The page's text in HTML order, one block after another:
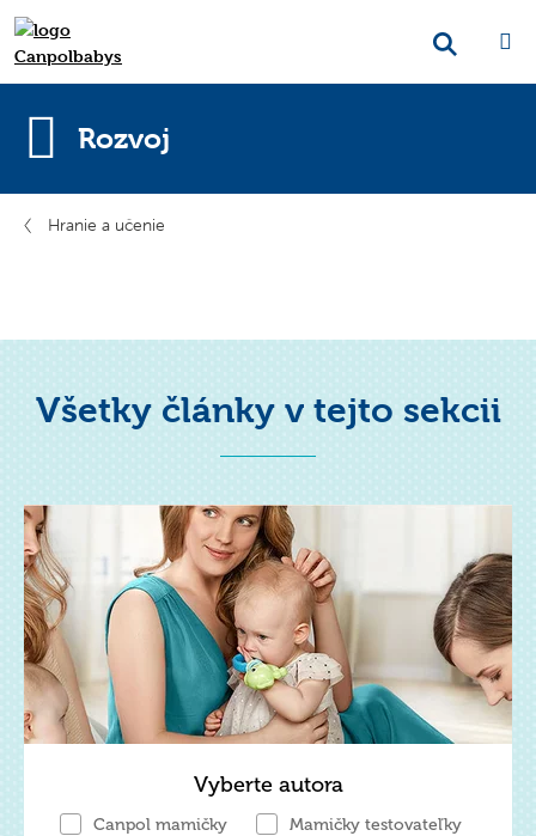
Rozvoj
Hranie a učenie
Všetky články v tejto sekcii
Vyberte autora
Canpol mamičky Mamičky testovateľky